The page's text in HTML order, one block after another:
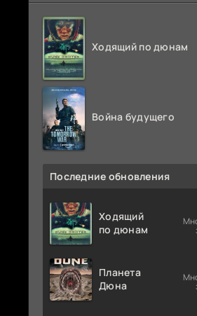
Ходящий по дюнам
Война будущего
Последние обновления
Ходящий
по дюнам
Планета
Дюна